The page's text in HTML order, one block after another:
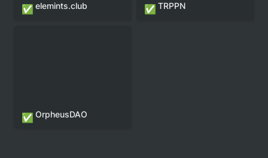
✅ elemints.club ✅ TRPPN
✅ OrpheusDAO